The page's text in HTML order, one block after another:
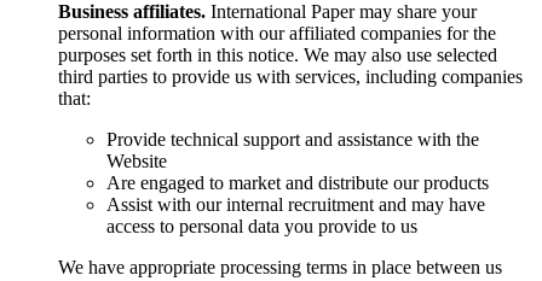
Business affiliates. International Paper may share your
personal information with our affiliated companies for the
purposes set forth in this notice. We may also use selected
third parties to provide us with services, including companies
that:
Provide technical support and assistance with the
Website
Are engaged to market and distribute our products
Assist with our internal recruitment and may have
access to personal data you provide to us
We have appropriate processing terms in place between us